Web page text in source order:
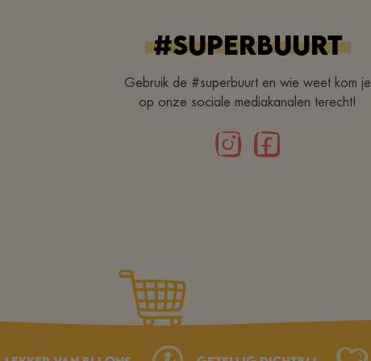
#superbuurt
Gebruik de #superbuurt en wie weet kom je
op onze sociale mediakanalen terecht!